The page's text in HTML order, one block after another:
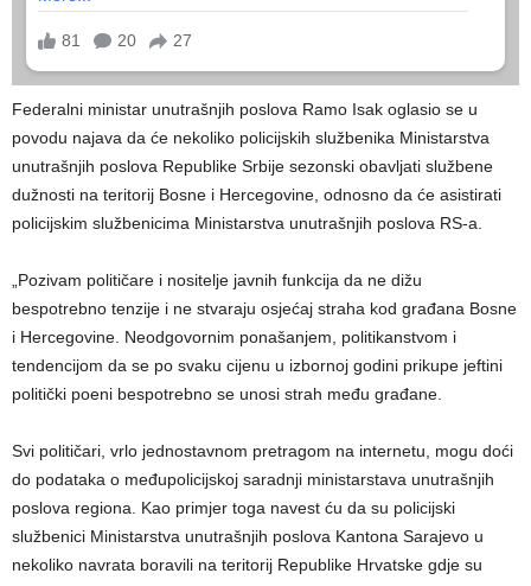
Federalni ministar unutrašnjih poslova Ramo Isak oglasio se u
povodu najava da će nekoliko policijskih službenika Ministarstva
unutrašnjih poslova Republike Srbije sezonski obavljati službene
dužnosti na teritorij Bosne i Hercegovine, odnosno da će asistirati
policijskim službenicima Ministarstva unutrašnjih poslova RS-a.
„Pozivam političare i nositelje javnih funkcija da ne dižu
bespotrebno tenzije i ne stvaraju osjećaj straha kod građana Bosne
i Hercegovine. Neodgovornim ponašanjem, politikanstvom i
tendencijom da se po svaku cijenu u izbornoj godini prikupe jeftini
politički poeni bespotrebno se unosi strah među građane.
Svi političari, vrlo jednostavnom pretragom na internetu, mogu doći
do podataka o međupolicijskoj saradnji ministarstava unutrašnjih
poslova regiona. Kao primjer toga navest ću da su policijski
službenici Ministarstva unutrašnjih poslova Kantona Sarajevo u
nekoliko navrata boravili na teritorij Republike Hrvatske gdje su